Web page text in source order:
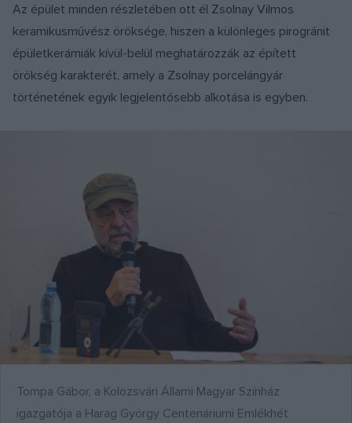
Az épület minden részletében ott él Zsolnay Vilmos
keramikusművész öröksége, hiszen a különleges pirogránit
épületkerámiák kívül-belül meghatározzák az épített
örökség karakterét, amely a Zsolnay porcelángyár
történetének egyik legjelentősebb alkotása is egyben.
Tompa Gábor, a Kolozsvári Állami Magyar Színház
igazgatója a Harag György Centenáriumi Emlékhét